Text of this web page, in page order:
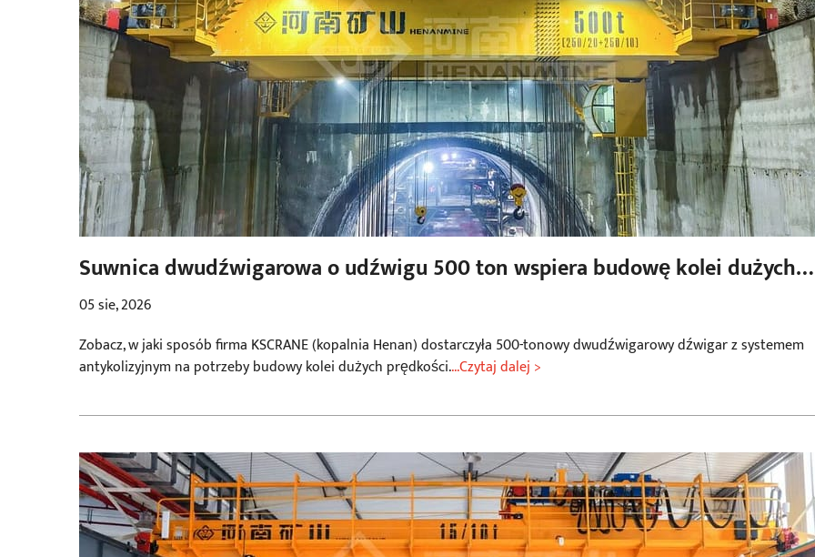
Suwnica dwudźwigarowa o udźwigu 500 ton wspiera budowę kolei dużych
prędkości
05 sie, 2026
Zobacz, w jaki sposób firma KSCRANE (kopalnia Henan) dostarczyła 500-tonowy dwudźwigarowy dźwigar z systemem
antykolizyjnym na potrzeby budowy kolei dużych prędkości....Czytaj dalej >